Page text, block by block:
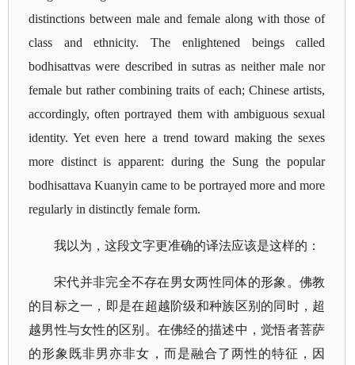
distinctions between male and female along with those of
class and ethnicity. The enlightened beings called
bodhisattvas were described in sutras as neither male nor
female but rather combining traits of each; Chinese artists,
accordingly, often portrayed them with ambiguous sexual
identity. Yet even here a trend toward making the sexes
more distinct is apparent: during the Sung the popular
bodhisattava Kuanyin came to be portrayed more and more
regularly in distinctly female form.
我以为，这段文字更准确的译法应该是这样的：
宋代并非完全不存在男女两性同体的形象。佛教
的目标之一，即是在超越阶级和种族区别的同时，超
越男性与女性的区别。在佛经的描述中，觉悟者菩萨
的形象既非男亦非女，而是融合了两性的特征，因